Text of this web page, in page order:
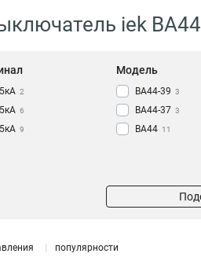
iek ВА44
2
6
9
Модель
ВА44-39 3
ВА44-37 3
ВА44 11
популярности